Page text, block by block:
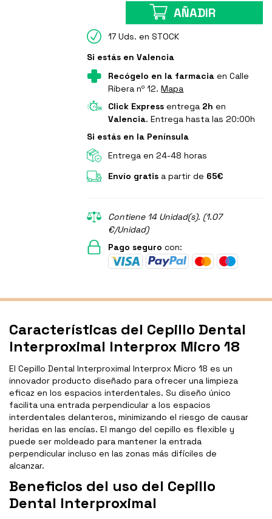
AÑADIR
17 Uds. en STOCK
Si estás en Valencia
Recógelo en la farmacia en Calle
Ribera nº 12.Mapa
Click Express entrega 2h en
Valencia. Entrega hasta las 20:00h
Si estás en la Península
Entrega en 24-48 horas
Envío gratis a partir de 65€
Contiene 14 Unidad(s). (1.07
€/Unidad)
Pago seguro con:
Características del Cepillo Dental
Interproximal Interprox Micro 18
El Cepillo Dental Interproximal Interprox Micro 18 es un
innovador producto diseñado para ofrecer una limpieza
eficaz en los espacios interdentales. Su diseño único
facilita una entrada perpendicular a los espacios
interdentales delanteros, minimizando el riesgo de causar
heridas en las encías. El mango del cepillo es flexible y
puede ser moldeado para mantener la entrada
perpendicular incluso en las zonas más difíciles de
alcanzar.
Beneficios del uso del Cepillo
Dental Interproximal